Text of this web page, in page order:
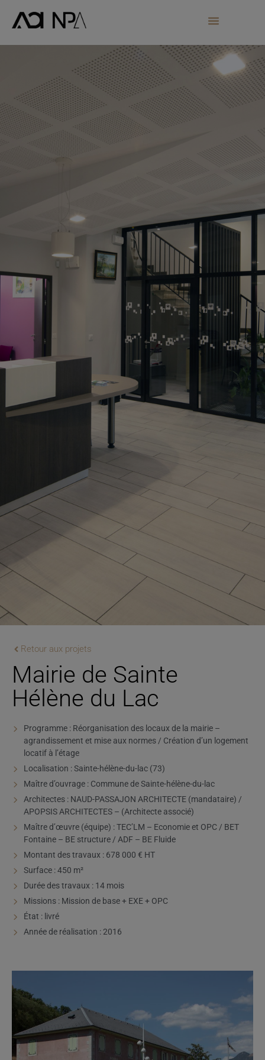
Retour aux projets
Mairie de Sainte
Hélène du Lac
Programme : Réorganisation des locaux de la mairie –
agrandissement et mise aux normes / Création d’un logement
locatif à l’étage
Localisation : Sainte-hélène-du-lac (73)
Maître d’ouvrage : Commune de Sainte-hélène-du-lac
Architectes : NAUD-PASSAJON ARCHITECTE (mandataire) /
APOPSIS ARCHITECTES – (Architecte associé)
Maître d’œuvre (équipe) : TEC’LM – Economie et OPC / BET
Fontaine – BE structure / ADF – BE Fluide
Montant des travaux : 678 000 € HT
Surface : 450 m²
Durée des travaux : 14 mois
Missions : Mission de base + EXE + OPC
État : livré
Année de réalisation : 2016